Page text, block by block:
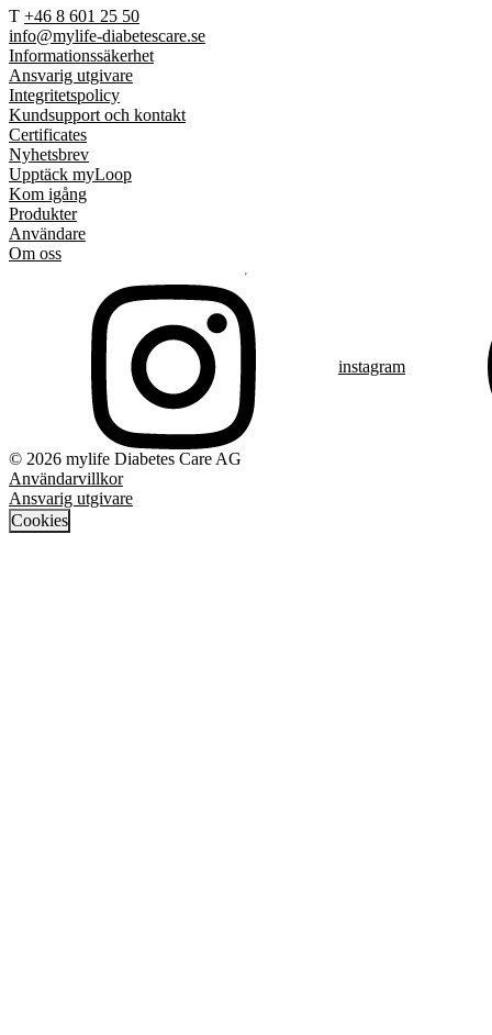
T +46 8 601 25 50
info@mylife-diabetescare.se
Informationssäkerhet
Ansvarig utgivare
Integritetspolicy
Kundsupport och kontakt
Certificates
Nyhetsbrev
Upptäck myLoop
Kom igång
Produkter
Användare
Om oss
instagram
© 2026 mylife Diabetes Care AG
Användarvillkor
Ansvarig utgivare
Cookies